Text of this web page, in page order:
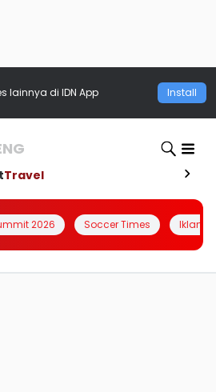
lainnya di IDN App Install
Travel
2026 Soccer Times Iklanin